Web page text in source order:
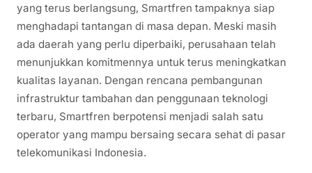
yang terus berlangsung, Smartfren tampaknya siap
menghadapi tantangan di masa depan. Meski masih
ada daerah yang perlu diperbaiki, perusahaan telah
menunjukkan komitmennya untuk terus meningkatkan
kualitas layanan. Dengan rencana pembangunan
infrastruktur tambahan dan penggunaan teknologi
terbaru, Smartfren berpotensi menjadi salah satu
operator yang mampu bersaing secara sehat di pasar
telekomunikasi Indonesia.